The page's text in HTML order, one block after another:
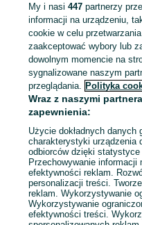
Strona główna Budowa i
pomorskie
Pozostałe - Topólka
KATEGORIA
ID:838150519
Zadzwoń / SMS
My i nasi447 partnerzy
informacji na urządzeniu,
cookie w celu
zaakceptować wybory lub
dowolnym momencie na
sygnalizowane naszym
przeglądania. Polityka
Wraz z naszymi
zapewnienia:
Użycie dokładnych
charakterystyki urządzenia
odbiorców dzięki
Przechowywanie
efektywności reklam.
personalizacji treści.
reklam. Wykorzystywanie
Wykorzystywanie
efektywności treści.